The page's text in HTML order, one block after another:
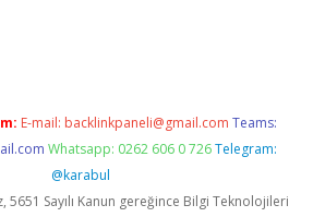
E-mail: backlinkpaneli@gmail.com Teams:
Whatsapp: 0262 606 0 726 Telegram:
@karabul
5651 Sayılı Kanun gereğince Bilgi Teknolojileri